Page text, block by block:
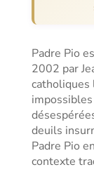
Padre Pio
2002 par
catholiques
deuils
Padre Pio
contexte